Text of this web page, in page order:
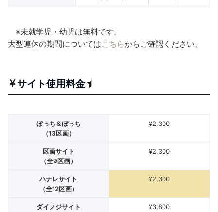
※未就学児・幼児は無料です。
大型連休の期間についてはこちらからご確認ください。
サイト使用料金
ぼっち＆ぼっち
（13区画）
¥2,300
区画サイト
（全9区画）
¥2,300
ハナレサイト
（全12区画）
¥2,300
ダイノジサイト
¥3,800